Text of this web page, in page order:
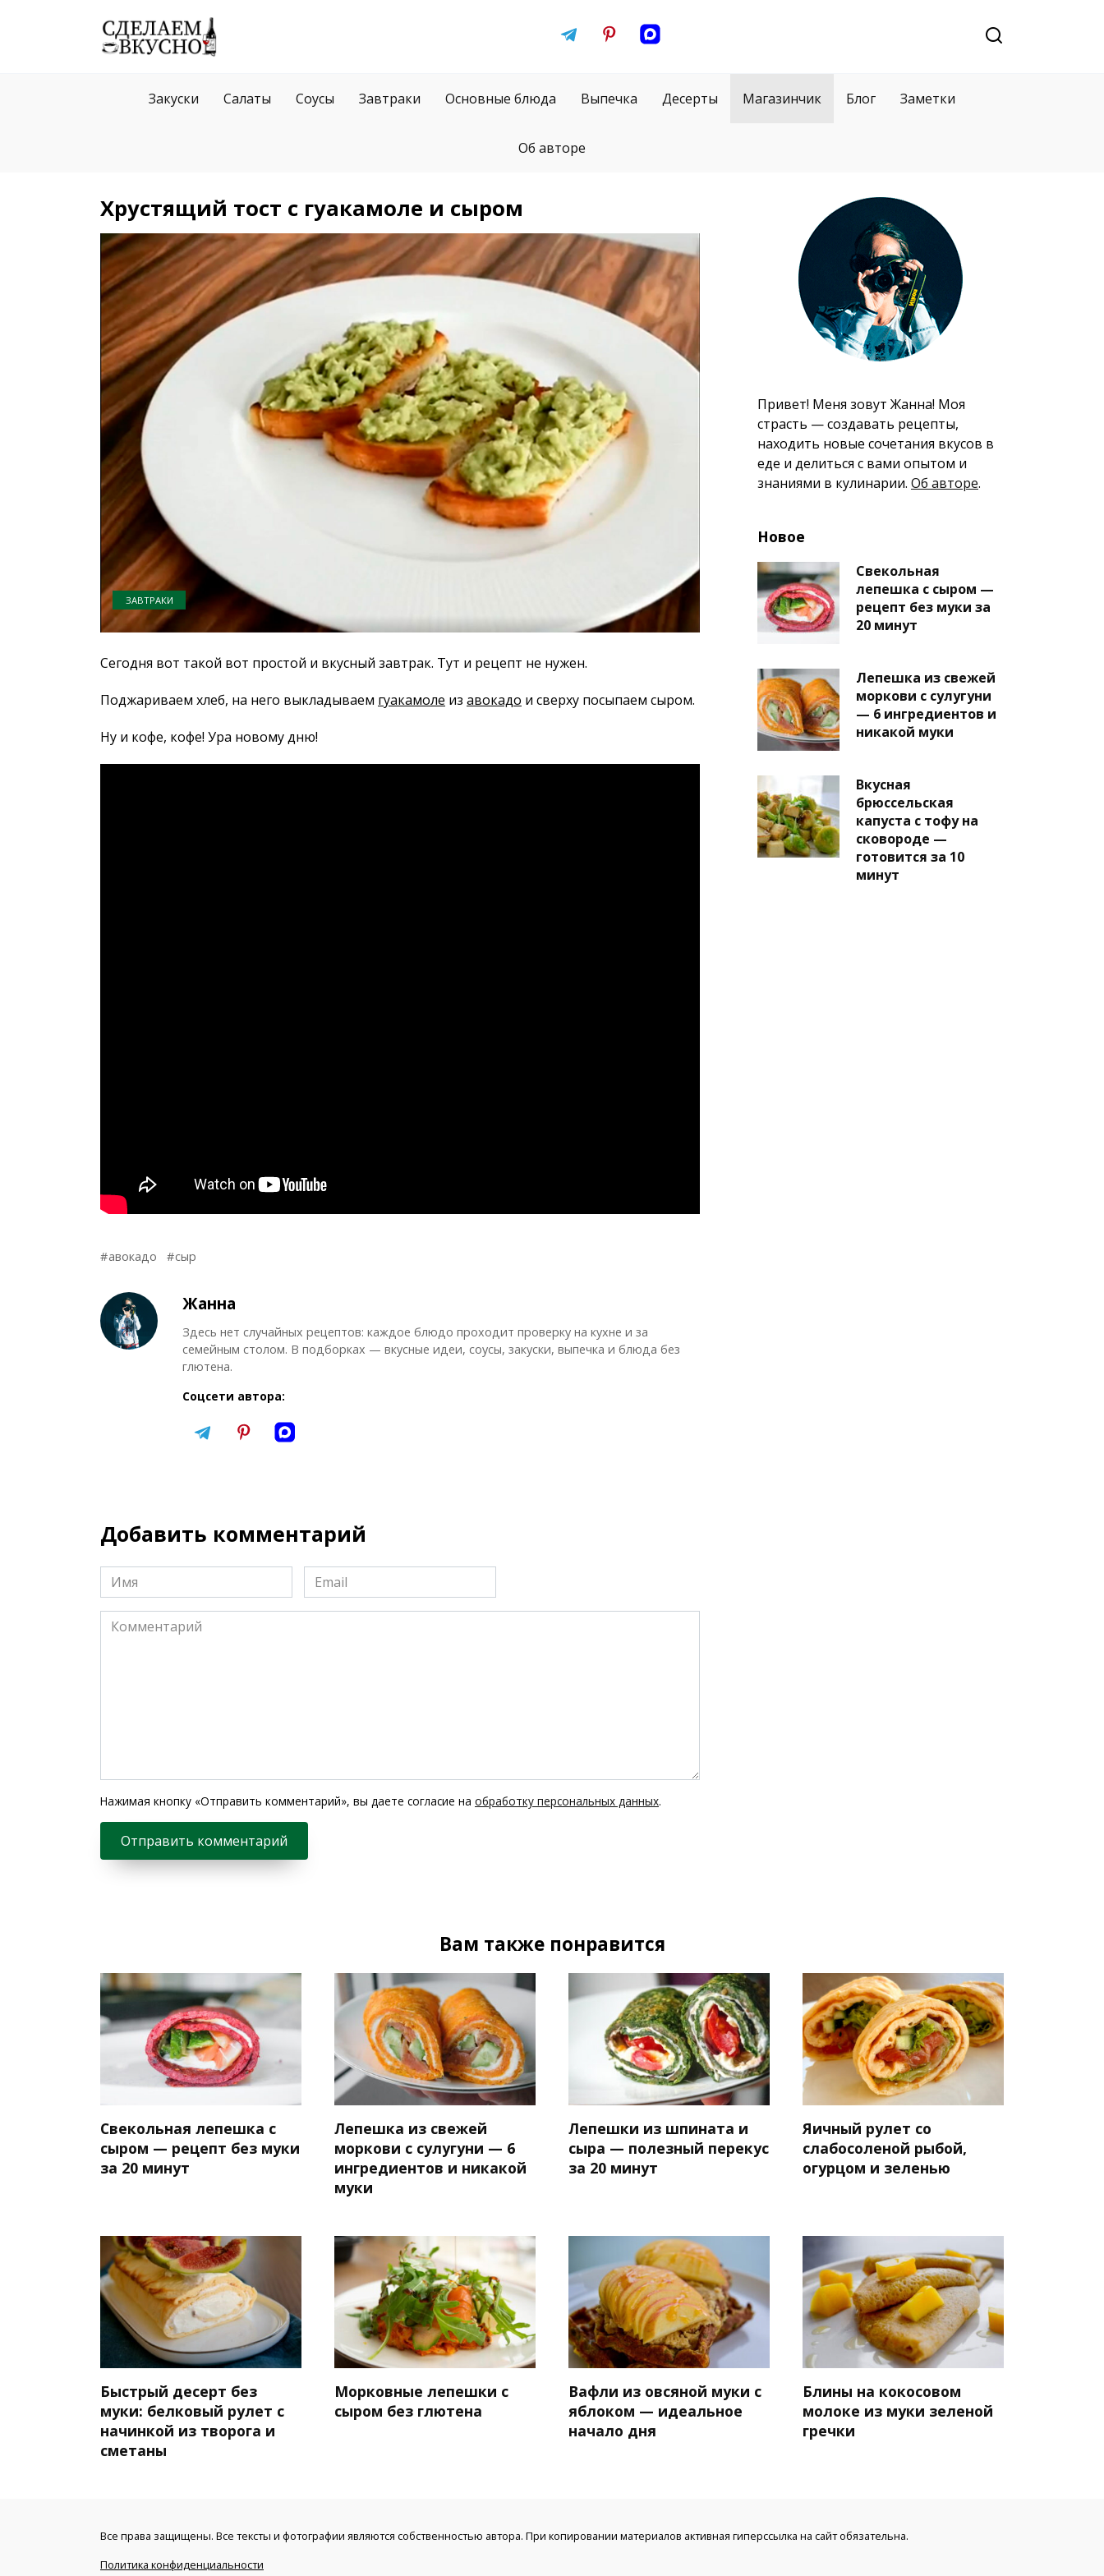
Закуски Салаты Соусы Завтраки Основные блюда Выпечка Десерты Магазинчик Блог Заметки
Об авторе
Хрустящий тост с гуакамоле и сыром
ЗАВТРАКИ
Сегодня вот такой вот простой и вкусный завтрак. Тут и рецепт не нужен.
Поджариваем хлеб, на него выкладываем гуакамоле из авокадо и сверху посыпаем сыром.
Ну и кофе, кофе! Ура новому дню!
авокадо сыр
Жанна
Здесь нет случайных рецептов: каждое блюдо проходит проверку на кухне и за
семейным столом. В подборках — вкусные идеи, соусы, закуски, выпечка и блюда без
глютена.
Соцсети автора:
Добавить комментарий
Имя
*
Email
*
Комментарий
Нажимая кнопку «Отправить комментарий», вы даете согласие на обработку персональных данных.
Привет! Меня зовут Жанна! Моя
страсть — создавать рецепты,
находить новые сочетания вкусов в
еде и делиться с вами опытом и
знаниями в кулинарии. Об авторе.
Новое
Свекольная
лепешка с сыром —
рецепт без муки за
20 минут
Лепешка из свежей
моркови с сулугуни
— 6 ингредиентов и
никакой муки
Вкусная
брюссельская
капуста с тофу на
сковороде —
готовится за 10
минут
Вам также понравится
Свекольная лепешка с
сыром — рецепт без муки
за 20 минут
Лепешка из свежей
моркови с сулугуни — 6
ингредиентов и никакой
муки
Лепешки из шпината и
сыра — полезный перекус
за 20 минут
Яичный рулет со
слабосоленой рыбой,
огурцом и зеленью
Быстрый десерт без
муки: белковый рулет с
начинкой из творога и
сметаны
Морковные лепешки с
сыром без глютена
Вафли из овсяной муки с
яблоком — идеальное
начало дня
Блины на кокосовом
молоке из муки зеленой
гречки
Все права защищены. Все тексты и фотографии являются собственностью автора. При копировании материалов активная гиперссылка на сайт обязательна.
Политика конфиденциальности